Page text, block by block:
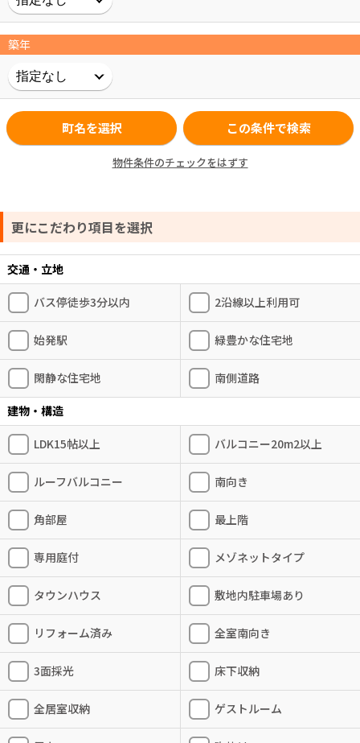
築年
町名を選択 この条件で検索
物件条件のチェックをはずす
更にこだわり項目を選択
交通・立地
バス停徒歩3分以内 2沿線以上利用可
始発駅 緑豊かな住宅地
閑静な住宅地 南側道路
建物・構造
LDK15帖以上 バルコニー20m2以上
ルーフバルコニー 南向き
角部屋 最上階
専用庭付 メゾネットタイプ
タウンハウス 敷地内駐車場あり
リフォーム済み 全室南向き
3面採光 床下収納
全居室収納 ゲストルーム